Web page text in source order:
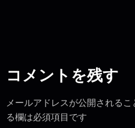
コメントを残す
メールアドレスが公開されるこ
る欄は必須項目です